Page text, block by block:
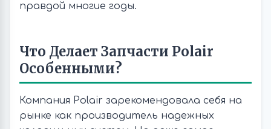
правдой многие годы.
Что Делает Запчасти Polair
Особенными?
Компания Polair зарекомендовала себя на
рынке как производитель надежных